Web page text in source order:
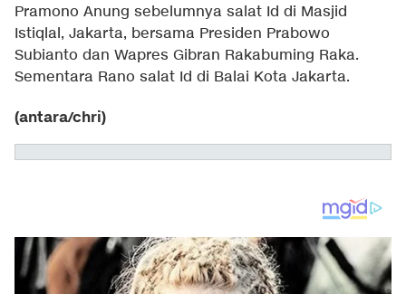
Pramono Anung sebelumnya salat Id di Masjid
Istiqlal, Jakarta, bersama Presiden Prabowo
Subianto dan Wapres Gibran Rakabuming Raka.
Sementara Rano salat Id di Balai Kota Jakarta.
(antara/chri)